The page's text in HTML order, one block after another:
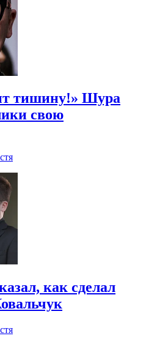
тишину!» Шура
свою
как сделал